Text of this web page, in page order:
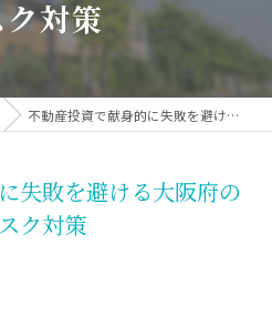
ク対策
不動産投資で献身的に失敗を避ける大阪府の物件選び方と会社リスク対策
失敗を避ける大阪府の
ク対策